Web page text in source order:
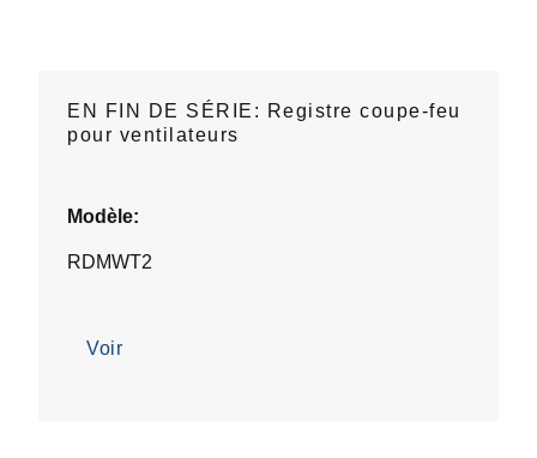
EN FIN DE SÉRIE: Registre coupe-feu
pour ventilateurs
Modèle:
RDMWT2
Voir